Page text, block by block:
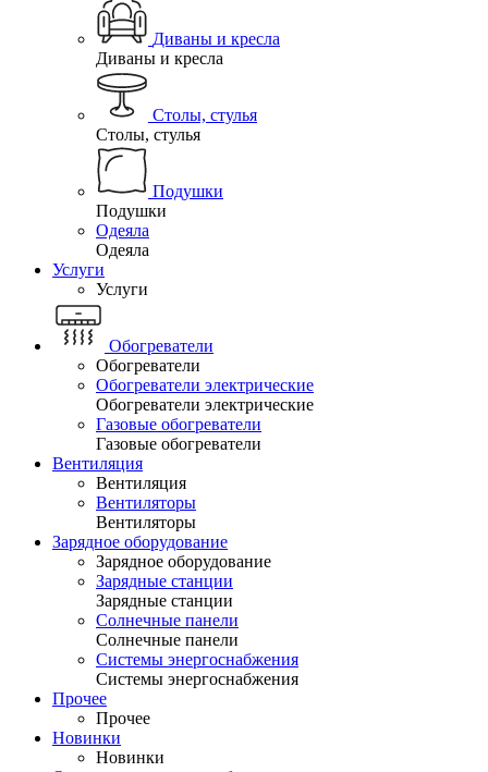
Диваны и кресла
Диваны и кресла
Столы, стулья
Столы, стулья
Подушки
Подушки
Одеяла
Одеяла
Услуги
Услуги
Обогреватели
Обогреватели
Обогреватели электрические
Обогреватели электрические
Газовые обогреватели
Газовые обогреватели
Вентиляция
Вентиляция
Вентиляторы
Вентиляторы
Зарядное оборудование
Зарядное оборудование
Зарядные станции
Зарядные станции
Солнечные панели
Солнечные панели
Системы энергоснабжения
Системы энергоснабжения
Прочее
Прочее
Новинки
Новинки